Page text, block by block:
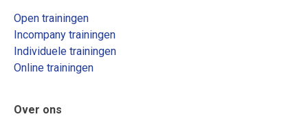
Open trainingen
Incompany trainingen
Individuele trainingen
Online trainingen
Over ons